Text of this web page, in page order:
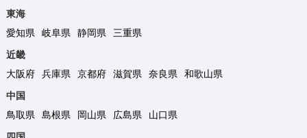
東海
愛知県
岐阜県 静岡県
三重県
近畿
大阪府
兵庫県 京都府 滋賀県 奈良県
和歌山県
中国
鳥取県
島根県 岡山県 広島県
山口県